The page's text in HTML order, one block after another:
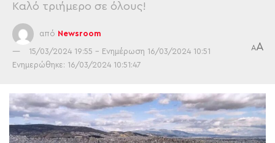
Kαλό τριήμερο σε όλους!
από Newsroom
15/03/2024 19:55 - Ενημέρωση 16/03/2024 10:51
Ενημερώθηκε: 16/03/2024 10:51:47
AA